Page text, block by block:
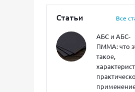
Статьи Все
АБС и АБС-
ПММА: что
такое,